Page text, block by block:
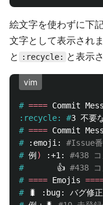
絵文字を使わずに下
文字として表示され
と
:recycle: と表示
vim
# ==== Commit
:recycle: #
# ==== Commit
#
:emoji: #Issue
# 例 ) :+1: #438 コ
#
👍 #438 コ
# ==== Emojis
#